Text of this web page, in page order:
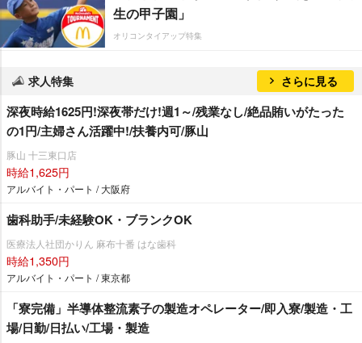
生の甲子園」
オリコンタイアップ特集
求人特集 さらに見る
深夜時給1625円!深夜帯だけ!週1～/残業なし/絶品賄いがたった
の1円/主婦さん活躍中!/扶養内可/豚山
豚山 十三東口店
時給1,625円
アルバイト・パート / 大阪府
歯科助手/未経験OK・ブランクOK
医療法人社団かりん 麻布十番 はな歯科
時給1,350円
アルバイト・パート / 東京都
「寮完備」半導体整流素子の製造オペレーター/即入寮/製造・工
場/日勤/日払い/工場・製造